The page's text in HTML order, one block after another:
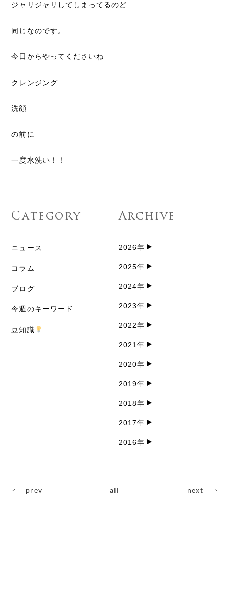
ジャリジャリしてしまってるのど
同じなのです。
今日からやってくださいね
クレンジング
洗顔
の前に
一度水洗い！！
Category
ニュース
コラム
ブログ
今週のキーワード
豆知識
Archive
2026年
2025年
2024年
2023年
2022年
2021年
2020年
2019年
2018年
2017年
2016年
prev all next